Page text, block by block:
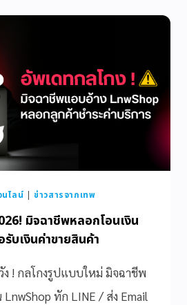
นไลน์ |ข่าวสารจากเทพ
มิจฉาชีพหลอกโอนเงิน
บเงินค่าขายสินค้า
ง ! กลโกงรูปแบบใหม่ มิจฉาชีพ
ทัก LINE / ส่ง Email